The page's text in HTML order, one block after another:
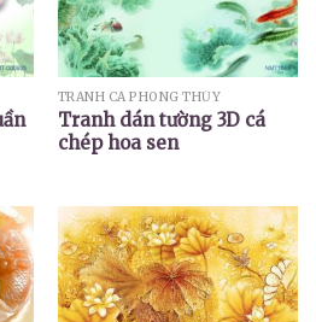
TRANH CÁ PHONG THỦY
Tranh dán tường 3D cá
chép hoa sen